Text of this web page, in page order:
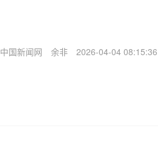
中国新闻网 余非 2026-04-04 08:15:36